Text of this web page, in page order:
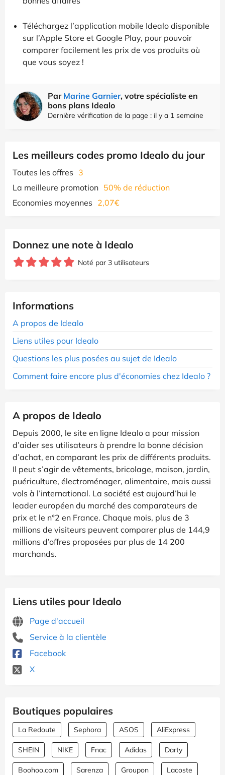
Téléchargez l’application mobile Idealo disponible
sur l’Apple Store et Google Play, pour pouvoir
comparer facilement les prix de vos produits où
que vous soyez !
Par Marine Garnier, votre spécialiste en
bons plans Idealo
Dernière vérification de la page : il y a 1 semaine
Les meilleurs codes promo Idealo du jour
Toutes les offres 3
La meilleure promotion 50% de réduction
Economies moyennes 2,07€
Donnez une note à Idealo
Noté par 3 utilisateurs
Informations
A propos de Idealo
Liens utiles pour Idealo
Questions les plus posées au sujet de Idealo
Comment faire encore plus d'économies chez Idealo ?
A propos de Idealo
Depuis 2000, le site en ligne Idealo a pour mission
d’aider ses utilisateurs à prendre la bonne décision
d’achat, en comparant les prix de différents produits.
Il peut s’agir de vêtements, bricolage, maison, jardin,
puériculture, électroménager, alimentaire, mais aussi
vols à l’international. La société est aujourd’hui le
leader européen du marché des comparateurs de
prix et le n°2 en France. Chaque mois, plus de 3
millions de visiteurs peuvent comparer plus de 144,9
millions d’offres proposées par plus de 14 200
marchands.
Liens utiles pour Idealo
Page d'accueil
Service à la clientèle
Facebook
X
Boutiques populaires
La Redoute Sephora ASOS AliExpress
SHEIN NIKE Fnac Adidas Darty
Boohoo.com Sarenza Groupon Lacoste